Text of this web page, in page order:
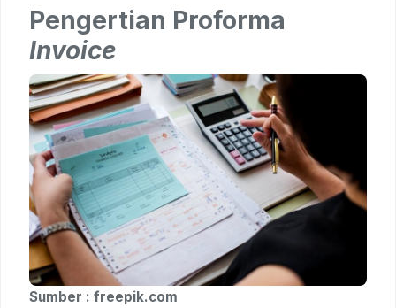
Pengertian Proforma
Invoice
Sumber : freepik.com